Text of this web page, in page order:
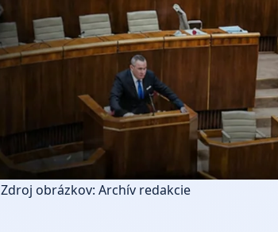
Zdroj obrázkov: Archív redakcie